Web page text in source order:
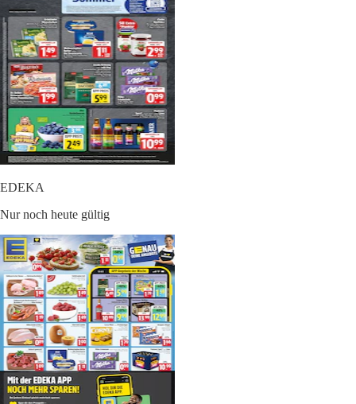
EDEKA
Nur noch heute gültig